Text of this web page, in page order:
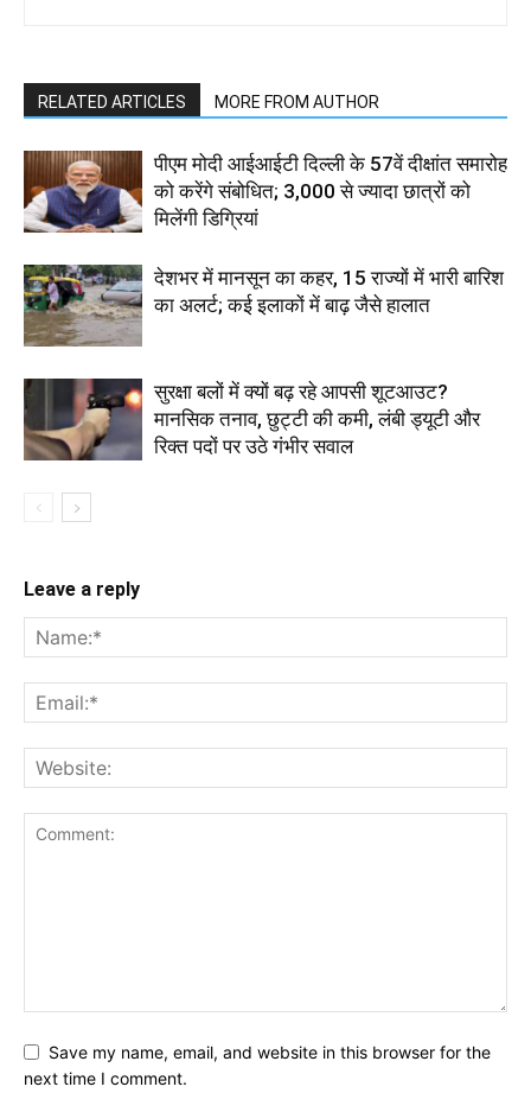
RELATED ARTICLES MORE FROM AUTHOR
पीएम मोदी आईआईटी दिल्ली के 57वें दीक्षांत समारोह
को करेंगे संबोधित; 3,000 से ज्यादा छात्रों को
मिलेंगी डिग्रियां
देशभर में मानसून का कहर, 15 राज्यों में भारी बारिश
का अलर्ट; कई इलाकों में बाढ़ जैसे हालात
सुरक्षा बलों में क्यों बढ़ रहे आपसी शूटआउट?
मानसिक तनाव, छुट्टी की कमी, लंबी ड्यूटी और
रिक्त पदों पर उठे गंभीर सवाल
Leave a reply
Save my name, email, and website in this browser for the
next time I comment.